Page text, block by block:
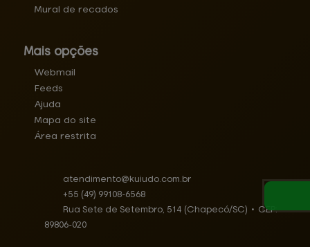
Mural de recados
Mais opções
Webmail
Feeds
Ajuda
Mapa do site
Área restrita
atendimento@ kuiudo.com.br
+55 (49) 99108-6568
Rua Sete de Setembro, 514 (Chapecó/SC) • CEP:
89806-020